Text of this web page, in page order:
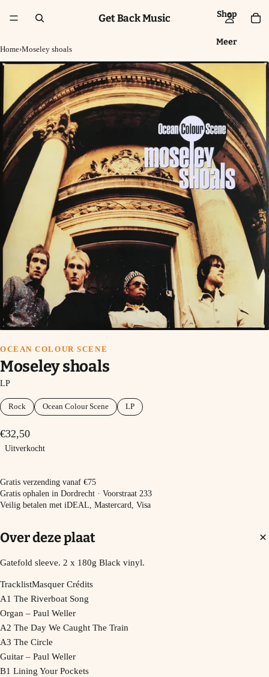
Shop
Meer
Get Back Music
Home›Moseley shoals
OCEAN COLOUR SCENE
Moseley shoals
LP
Rock Ocean Colour Scene LP
€32,50
Uitverkocht
Uitverkocht
Gratis verzending vanaf €75
Gratis ophalen in Dordrecht · Voorstraat 233
Veilig betalen met iDEAL, Mastercard, Visa
Over deze plaat
Gatefold sleeve. 2 x 180g Black vinyl.
TracklistMasquer Crédits
A1 The Riverboat Song
Organ – Paul Weller
A2 The Day We Caught The Train
A3 The Circle
Guitar – Paul Weller
B1 Lining Your Pockets